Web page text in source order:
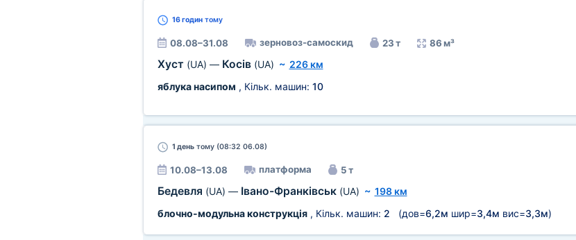
16 годинтому
08.08–31.08 зерновоз-самоскид 23 т 86 м³
Хуст (UA) — Косів (UA) ~ 226 км
яблука насипом , Кільк. машин: 10
1 деньтому (08:32 06.08)
10.08–13.08 платформа 5 т
Бедевля (UA) — Івано-Франківськ (UA) ~ 198 км
блочно-модульна конструкція, Кільк. машин: 2 (дов=6,2м шир=3,4м вис=3,3м)